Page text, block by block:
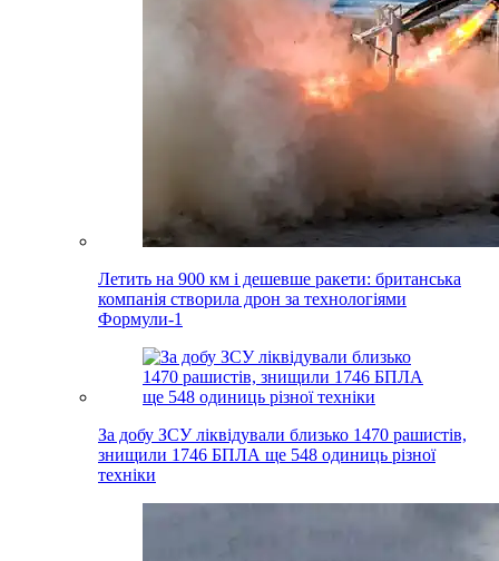
Летить на 900 км і дешевше ракети: британська
компанія створила дрон за технологіями
Формули-1
За добу ЗСУ ліквідували близько 1470 рашистів,
знищили 1746 БПЛА ще 548 одиниць різної
техніки